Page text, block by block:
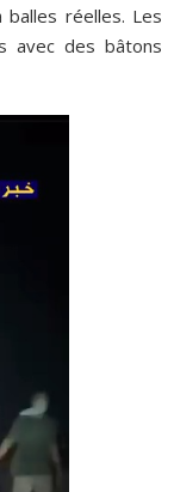
réelles. Les
avec des bâtons